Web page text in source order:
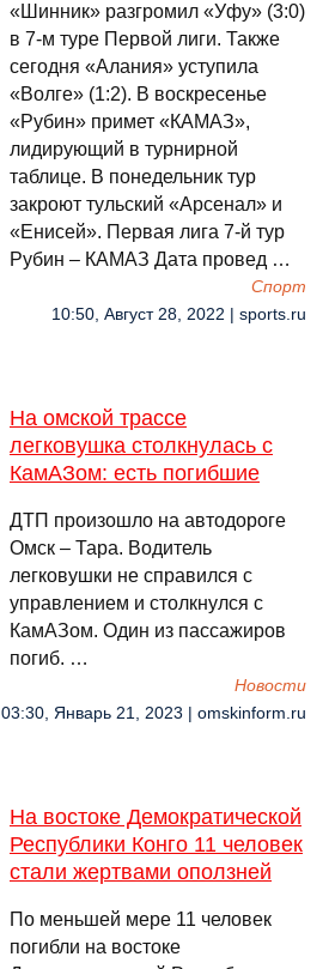
«Шинник» разгромил «Уфу» (3:0)
в 7-м туре Первой лиги. Также
сегодня «Алания» уступила
«Волге» (1:2). В воскресенье
«Рубин» примет «КАМАЗ»,
лидирующий в турнирной
таблице. В понедельник тур
закроют тульский «Арсенал» и
«Енисей». Первая лига 7-й тур
Рубин – КАМАЗ Дата провед …
Спорт
10:50, Август 28, 2022 | sports.ru
На омской трассе
легковушка столкнулась с
КамАЗом: есть погибшие
ДТП произошло на автодороге
Омск – Тара. Водитель
легковушки не справился с
управлением и столкнулся с
КамАЗом. Один из пассажиров
погиб. …
Новости
03:30, Январь 21, 2023 | omskinform.ru
На востоке Демократической
Республики Конго 11 человек
стали жертвами оползней
По меньшей мере 11 человек
погибли на востоке